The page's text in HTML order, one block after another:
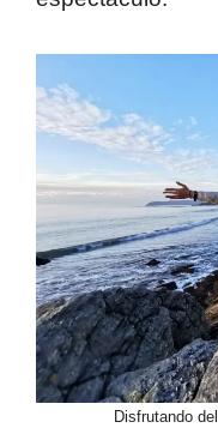
Disfrutando